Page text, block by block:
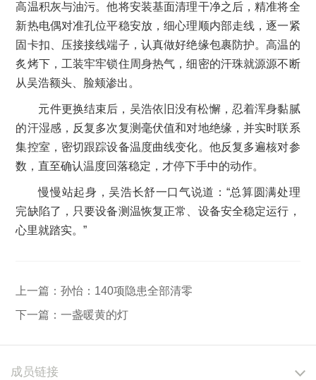
高温积灰与油污。他将安装基面清理干净之后，精准将全
新热电偶对准孔位平稳安放，细心理顺内部走线，逐一紧
固卡扣、压接接线端子，认真做好绝缘包裹防护。高温的
炙烤下，工装牢牢锁住周身热气，细密的汗珠就源源不断
从吴浩额头、脸颊渗出。
元件更换结束后，吴浩依旧没有松懈，忍着浑身黏腻
的汗湿感，反复多次复测毫伏值和对地绝缘，并实时联系
集控室，密切跟踪设备温度曲线变化。他反复多遍核对参
数，直至确认温度回落稳定，才停下手中的动作。
慢慢站起身，吴浩长舒一口气说道：“总算圆满处理
完缺陷了，只要设备测温恢复正常、设备安全稳定运行，
心里就踏实。”
上一篇：孙怡：140项隐患全部清零
下一篇：一盏暖黄的灯
成员链接